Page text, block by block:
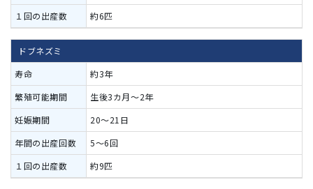
約6匹
ドブネズミ
約3年
生後3カ月～2年
20～21日
5～6回
約9匹